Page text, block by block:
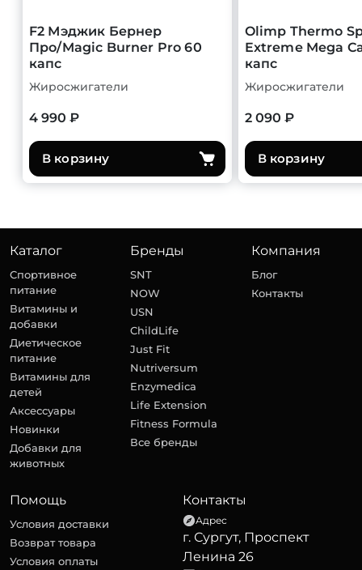
F2 Мэджик Бернер
Про/Magic Burner Pro 60
капс
Жиросжигатели
4 990 ₽
В корзину
Olimp Thermo
Extreme Mega
капс
Жиросжигатели
2 090 ₽
В корзину
Каталог
Спортивное
питание
Витамины и
добавки
Диетическое
питание
Витамины для
детей
Аксессуары
Новинки
Добавки для
животных
Бренды
SNT
NOW
USN
ChildLife
Just Fit
Nutriversum
Enzymedica
Life Extension
Fitness Formula
Все бренды
Компания
Блог
Контакты
Помощь
Условия доставки
Возврат товара
Условия оплаты
Контакты
Адрес
г. Сургут, Проспект
Ленина 26